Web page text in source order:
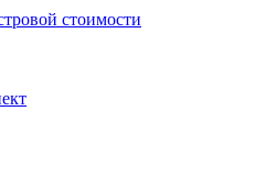
стоимости